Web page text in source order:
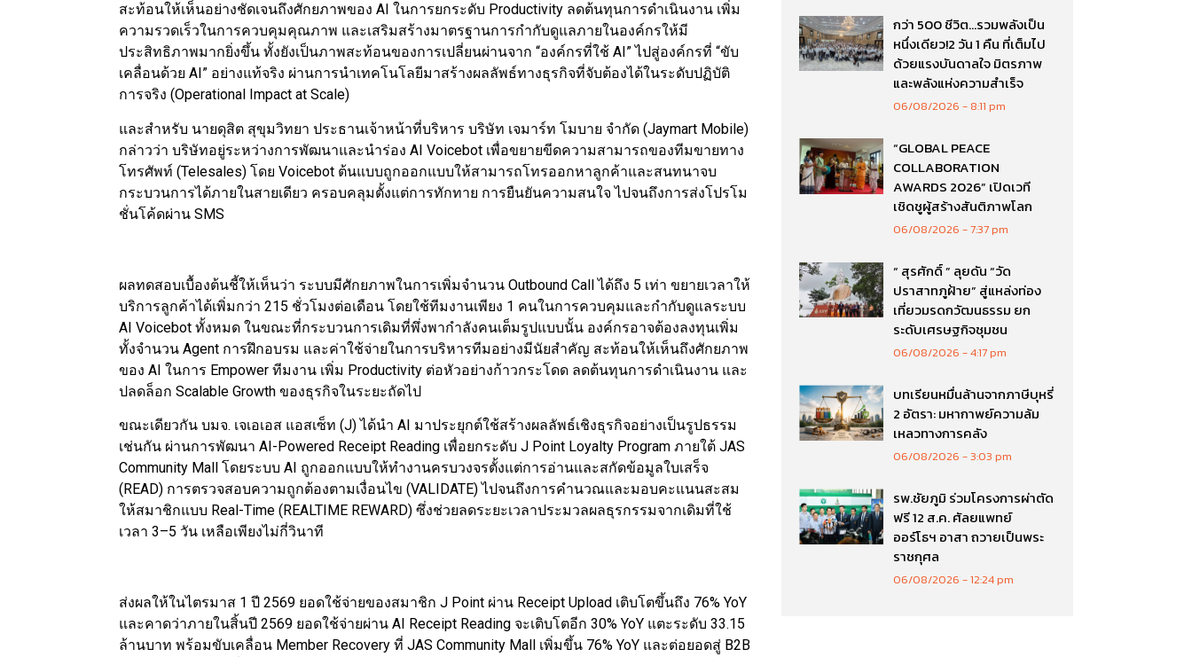
สะท้อนให้เห็นอย่างชัดเจนถึงศักยภาพของ AI ในการยกระดับ Productivity ลดต้นทุนการดำเนินงาน เพิ่ม
ความรวดเร็วในการควบคุมคุณภาพ และเสริมสร้างมาตรฐานการกำกับดูแลภายในองค์กรให้มี
ประสิทธิภาพมากยิ่งขึ้น ทั้งยังเป็นภาพสะท้อนของการเปลี่ยนผ่านจาก “องค์กรที่ใช้ AI” ไปสู่องค์กรที่ “ขับ
เคลื่อนด้วย AI” อย่างแท้จริง ผ่านการนำเทคโนโลยีมาสร้างผลลัพธ์ทางธุรกิจที่จับต้องได้ในระดับปฏิบัติ
การจริง (Operational Impact at Scale)
และสำหรับ นายดุสิต สุขุมวิทยา ประธานเจ้าหน้าที่บริหาร บริษัท เจมาร์ท โมบาย จำกัด (Jaymart Mobile)
กล่าวว่า บริษัทอยู่ระหว่างการพัฒนาและนำร่อง AI Voicebot เพื่อขยายขีดความสามารถของทีมขายทาง
โทรศัพท์ (Telesales) โดย Voicebot ต้นแบบถูกออกแบบให้สามารถโทรออกหาลูกค้าและสนทนาจบ
กระบวนการได้ภายในสายเดียว ครอบคลุมตั้งแต่การทักทาย การยืนยันความสนใจ ไปจนถึงการส่งโปรโม
ชั่นโค้ดผ่าน SMS
ผลทดสอบเบื้องต้นชี้ให้เห็นว่า ระบบมีศักยภาพในการเพิ่มจำนวน Outbound Call ได้ถึง 5 เท่า ขยายเวลาให้
บริการลูกค้าได้เพิ่มกว่า 215 ชั่วโมงต่อเดือน โดยใช้ทีมงานเพียง 1 คนในการควบคุมและกำกับดูแลระบบ
AI Voicebot ทั้งหมด ในขณะที่กระบวนการเดิมที่พึ่งพากำลังคนเต็มรูปแบบนั้น องค์กรอาจต้องลงทุนเพิ่ม
ทั้งจำนวน Agent การฝึกอบรม และค่าใช้จ่ายในการบริหารทีมอย่างมีนัยสำคัญ สะท้อนให้เห็นถึงศักยภาพ
ของ AI ในการ Empower ทีมงาน เพิ่ม Productivity ต่อหัวอย่างก้าวกระโดด ลดต้นทุนการดำเนินงาน และ
ปลดล็อก Scalable Growth ของธุรกิจในระยะถัดไป
ขณะเดียวกัน บมจ. เจเอเอส แอสเซ็ท (J) ได้นำ AI มาประยุกต์ใช้สร้างผลลัพธ์เชิงธุรกิจอย่างเป็นรูปธรรม
เช่นกัน ผ่านการพัฒนา AI-Powered Receipt Reading เพื่อยกระดับ J Point Loyalty Program ภายใต้ JAS
Community Mall โดยระบบ AI ถูกออกแบบให้ทำงานครบวงจรตั้งแต่การอ่านและสกัดข้อมูลใบเสร็จ
(READ) การตรวจสอบความถูกต้องตามเงื่อนไข (VALIDATE) ไปจนถึงการคำนวณและมอบคะแนนสะสม
ให้สมาชิกแบบ Real-Time (REALTIME REWARD) ซึ่งช่วยลดระยะเวลาประมวลผลธุรกรรมจากเดิมที่ใช้
เวลา 3–5 วัน เหลือเพียงไม่กี่วินาที
ส่งผลให้ในไตรมาส 1 ปี 2569 ยอดใช้จ่ายของสมาชิก J Point ผ่าน Receipt Upload เติบโตขึ้นถึง 76% YoY
และคาดว่าภายในสิ้นปี 2569 ยอดใช้จ่ายผ่าน AI Receipt Reading จะเติบโตอีก 30% YoY แตะระดับ 33.15
ล้านบาท พร้อมขับเคลื่อน Member Recovery ที่ JAS Community Mall เพิ่มขึ้น 76% YoY และต่อยอดสู่ B2B
กว่า 500 ชีวิต…รวมพลังเป็น
หนึ่งเดียว!2 วัน 1 คืน ที่เต็มไป
ด้วยแรงบันดาลใจ มิตรภาพ
และพลังแห่งความสำเร็จ
06/08/2026 8:11 pm
“GLOBAL PEACE
COLLABORATION
AWARDS 2026” เปิดเวที
เชิดชูผู้สร้างสันติภาพโลก
06/08/2026 7:37 pm
“ สุรศักดิ์ ” ลุยดัน “วัด
ปราสาทภูฝ้าย” สู่แหล่งท่อง
เที่ยวมรดกวัฒนธรรม ยก
ระดับเศรษฐกิจชุมชน
06/08/2026 4:17 pm
บทเรียนหมื่นล้านจากภาษีบุหรี่
2 อัตรา: มหากาพย์ความล้ม
เหลวทางการคลัง
06/08/2026 3:03 pm
รพ.ชัยภูมิ ร่วมโครงการผ่าตัด
ฟรี 12 ส.ค. ศัลยแพทย์
ออร์โธฯ อาสา ถวายเป็นพระ
ราชกุศล
06/08/2026 12:24 pm